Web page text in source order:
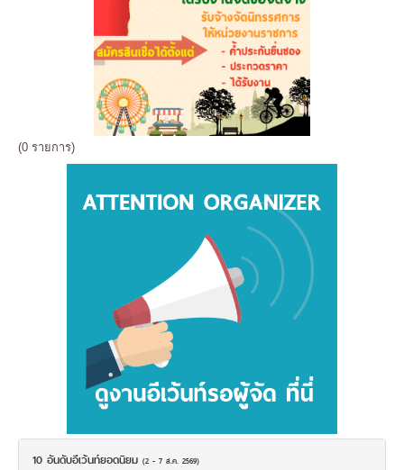
(0 รายการ)
10 อันดับอีเว้นท์ยอดนิยม (2 - 7 ส.ค. 2569)